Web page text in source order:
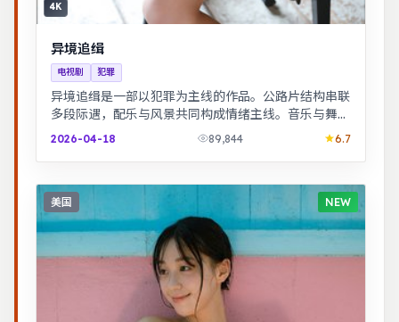
4K
异境追缉
电视剧 犯罪
异境追缉是一部以犯罪为主线的作品。公路片结构串联
多段际遇，配乐与风景共同构成情绪主线。音乐与舞蹈
推动剧情，舞台感强，视听体验突出。
2026-04-18 89,844 6.7
美国 NEW